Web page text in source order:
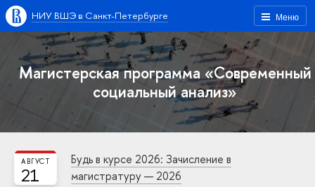
Меню
НИУ ВШЭ в Санкт-Петербурге
Магистерская программа «Современный
социальный анализ»
21
АВГУСТ
Будь в курсе 2026: Зачисление в
магистратуру — 2026